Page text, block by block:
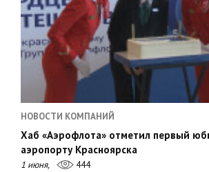
НОВОСТИ КОМПАНИЙ
Хаб «Аэрофлота» отметил первый
аэропорту Красноярска
1 июня, 444